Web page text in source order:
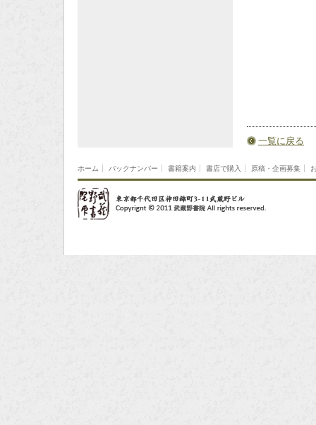
一覧に戻る
ホーム バックナンバー 書籍案内 書店で購入 原稿・企画募集